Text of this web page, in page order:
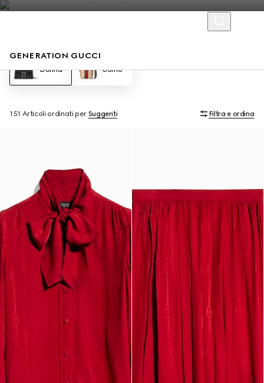
GENERATION GUCCI
Donna Uomo
151 Articoli ordinati per Suggeriti Filtra e ordina